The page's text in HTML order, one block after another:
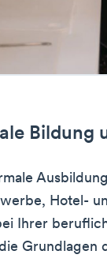
Bildung
Hotel-
Ihrer
Grundlagen